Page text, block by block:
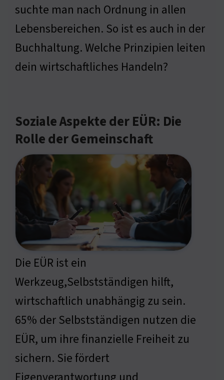
suchte man nach Ordnung in allen
Lebensbereichen. So ist es auch in der
Buchhaltung. Welche Prinzipien leiten
dein wirtschaftliches Handeln?
Soziale Aspekte der EÜR: Die
Rolle der Gemeinschaft
Die EÜR ist ein
Werkzeug,Selbstständigen hilft,
wirtschaftlich unabhängig zu sein.
65% der Selbstständigen nutzen die
EÜR, um ihre finanzielle Freiheit zu
sichern. Sie fördert